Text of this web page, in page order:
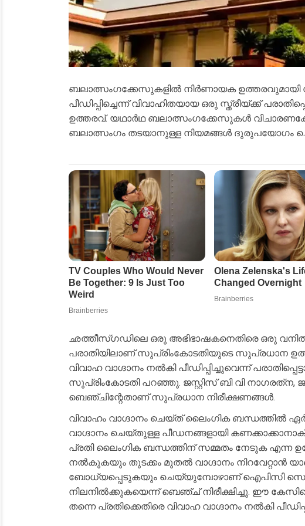
ബലാത്സംഗക്കേസുകളില്‍ നിര്‍ണായക ഉത്തരവുമായി
പീഡിപ്പിച്ചെന്ന് വിവാഹിതയായ ഒരു സ്ത്രീയ്ക്ക്
ഉത്തരവ്. യഥാര്‍ഥ ബലാത്സംഗക്കേസുകള്‍
ബലാത്സംഗം തടയാനുള്ള നിയമങ്ങള്‍ ദുരുപയോഗം
ഛത്തീസ്ഗഡിലെ ഒരു അഭിഭാഷകനെതിരെ ഒരു
പരാതിയിലാണ് സുപ്രിംകോടതിയുടെ സുപ്രധാന
വിവാഹ വാഗ്ദാനം നല്‍കി പീഡിപ്പിച്ചുവെന്ന്
സുപ്രിംകോടതി പറഞ്ഞു. ജസ്റ്റിസ് ബി വി നാഗരത്‌ന,
ബെഞ്ചിന്റേതാണ് സുപ്രധാന നിരീക്ഷണങ്ങള്‍.
വിവാഹം വാഗ്ദാനം ചെയ്ത് ലൈംഗിക ബന്ധത്തില്‍
വാഗ്ദാനം ചെയ്തുള്ള പീഡനങ്ങളായി
പ്രതി ലൈംഗിക ബന്ധത്തിന് സമ്മതം നേടുക എന്ന
നല്‍കുകയും തുടക്കം മുതല്‍ വാഗ്ദാനം നിറവേറ്റാന്‍
ബോധ്യപ്പെടുകയും ചെയ്യുമ്പോഴാണ് ഐപിസി
നിലനില്‍ക്കുകയെന്ന് ബെഞ്ച് നിരീക്ഷിച്ചു. ഈ
തന്നെ പ്രതിക്കെതിരെ വിവാഹ വാഗ്ദാനം നല്‍കി